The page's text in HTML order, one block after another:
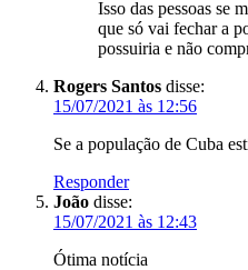
Isso das pessoas se
que só vai fechar a
possuiria e não
Rogers Santos disse:
15/07/2021 às 12:56
Se a população de Cuba
Responder
João disse:
15/07/2021 às 12:43
Ótima notícia